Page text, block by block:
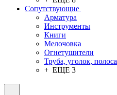
Сопутствующие
Арматура
Инструменты
Книги
Мелочовка
Огнетушители
Труба, уголок, полоса
+ ЕЩЕ 3